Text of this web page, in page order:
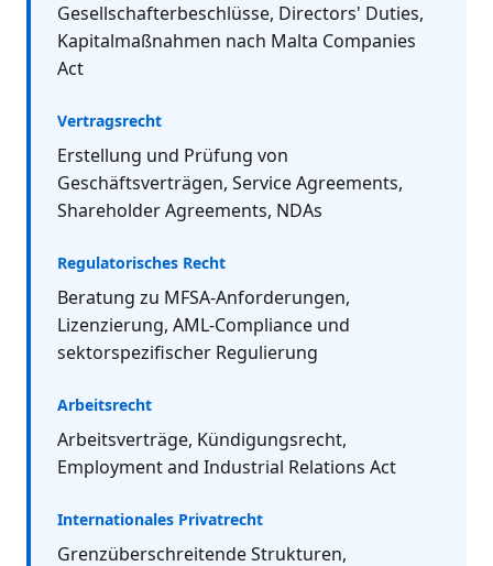
Gesellschafterbeschlüsse, Directors' Duties,
Kapitalmaßnahmen nach Malta Companies
Act
Vertragsrecht
Erstellung und Prüfung von
Geschäftsverträgen, Service Agreements,
Shareholder Agreements, NDAs
Regulatorisches Recht
Beratung zu MFSA-Anforderungen,
Lizenzierung, AML-Compliance und
sektorspezifischer Regulierung
Arbeitsrecht
Arbeitsverträge, Kündigungsrecht,
Employment and Industrial Relations Act
Internationales Privatrecht
Grenzüberschreitende Strukturen,